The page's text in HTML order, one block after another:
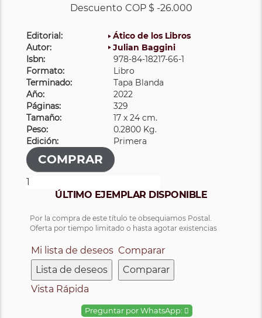
Descuento COP $ -26.000
Editorial:
Ático de los Libros
Autor:
Julian Baggini
Isbn:
978-84-18217-66-1
Formato:
Libro
Terminado:
Tapa Blanda
Año:
2022
Páginas:
329
Tamaño:
17 x 24 cm.
Peso:
0.2800 Kg.
Edición:
Primera
ÚLTIMO EJEMPLAR DISPONIBLE
Por la compra de este título te obsequiamos Postal.
Oferta por tiempo limitado o hasta agotar existencias
Mi lista de deseos
Lista de deseos
Comparar
Comparar
Vista Rápida
Preguntar por WhatsApp: